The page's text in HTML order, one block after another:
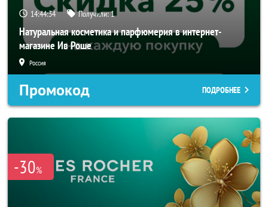
14:44:33 Получили:1
Натуральная косметика и парфюмерия в интернет-
магазине Ив Роше
Россия
Промокод ПОДРОБНЕЕ
-30%